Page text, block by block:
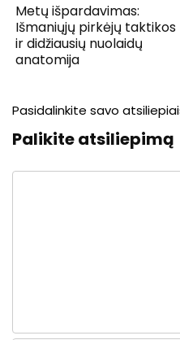
Metų išpardavimas:
Išmaniųjų pirkėjų taktikos
ir didžiausių nuolaidų
anatomija
Pasidalinkite savo
Palikite atsiliepimą